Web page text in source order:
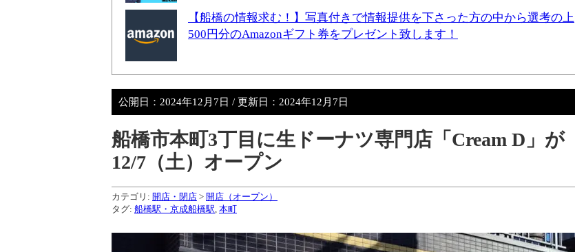
【船橋の情報求む！】写真付きで情報提供を下さった方の中から選考の上
500円分のAmazonギフト券をプレゼント致します！
公開日： 2024年12月7日 / 更新日： 2024年12月7日
船橋市本町3丁目に生ドーナツ専門店「Cream D」が
12/7（土）オープン
カテゴリ: 開店・閉店 > 開店（オープン）
タグ: 船橋駅・京成船橋駅 本町